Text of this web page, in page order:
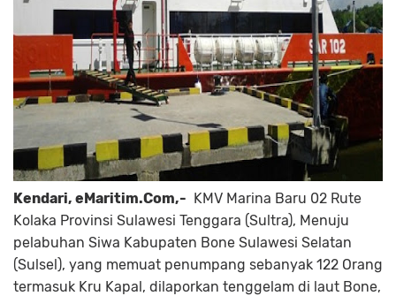
Kendari, eMaritim.Com,- KMV Marina Baru 02 Rute
Kolaka Provinsi Sulawesi Tenggara (Sultra), Menuju
pelabuhan Siwa Kabupaten Bone Sulawesi Selatan
(Sulsel), yang memuat penumpang sebanyak 122 Orang
termasuk Kru Kapal, dilaporkan tenggelam di laut Bone,